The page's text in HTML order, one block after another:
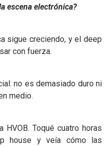
escena electrónica?
sigue creciendo, y el deep
con fuerza.
no es demasiado duro ni
medio.
HVOB. Toqué cuatro horas
house y veía cómo las